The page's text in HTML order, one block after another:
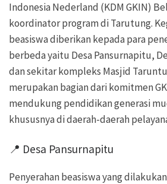
Indonesia Nederland (KDM GKIN)
koordinator program di Tarutung.
beasiswa diberikan kepada para
berbeda yaitu Desa Pansurnapitu,
dan sekitar kompleks Masjid
merupakan bagian dari komitmen
mendukung pendidikan generasi
khususnya di daerah-daerah
📍 Desa Pansurnapitu
Penyerahan beasiswa yang